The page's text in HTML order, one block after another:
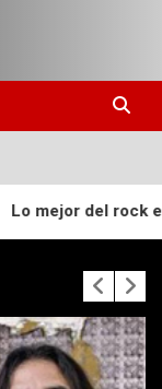
de los 80 y 90.